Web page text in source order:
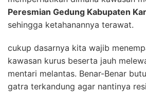
Peresmian Gedung Kabupaten
sehingga ketahanannya terawat.
cukup dasarnya kita wajib
kawasan kurus beserta jauh
mentari melantas. Benar-Benar
gatra terkandung agar nantinya